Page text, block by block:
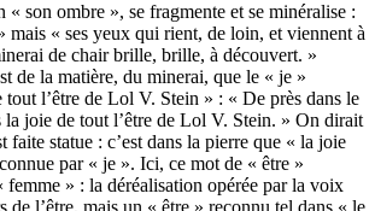
son ombre », se fragmente et se minéralise :
mais « ses yeux qui rient, de loin, et viennent à
de chair brille, brille, à découvert. »
de la matière, du minerai, que le « je »
l’être de Lol V. Stein » : « De près dans le
la joie de tout l’être de Lol V. Stein. » On dirait
faite statue : c’est dans la pierre que « la joie
par « je ». Ici, ce mot de « être »
femme » : la déréalisation opérée par la voix